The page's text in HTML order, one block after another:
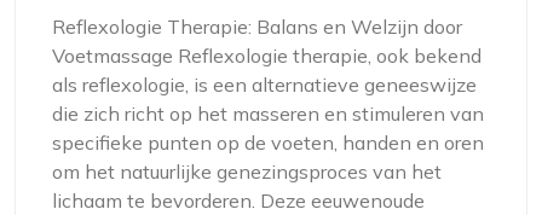
Reflexologie Therapie: Balans en Welzijn door
Voetmassage Reflexologie therapie, ook bekend
als reflexologie, is een alternatieve geneeswijze
die zich richt op het masseren en stimuleren van
specifieke punten op de voeten, handen en oren
om het natuurlijke genezingsproces van het
lichaam te bevorderen. Deze eeuwenoude